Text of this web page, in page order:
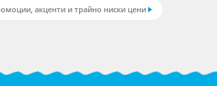
акценти и трайно ниски цени